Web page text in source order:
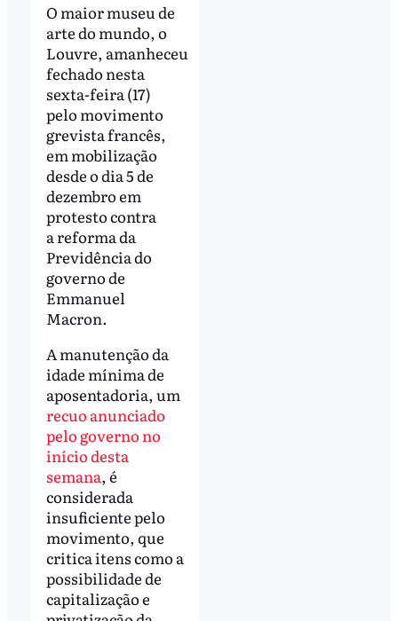
O maior museu de
arte do mundo, o
Louvre, amanheceu
fechado nesta
sexta-feira (17)
pelo movimento
grevista francês,
em mobilização
desde o dia 5 de
dezembro em
protesto contra
a reforma da
Previdência do
governo de
Emmanuel
Macron.
A manutenção da
idade mínima de
aposentadoria, um
recuo anunciado
pelo governo no
início desta
semana, é
considerada
insuficiente pelo
movimento, que
critica itens como a
possibilidade de
capitalização e